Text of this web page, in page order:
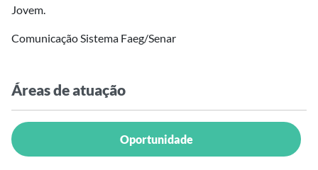
Jovem.
Comunicação Sistema Faeg/Senar
Áreas de atuação
Oportunidade